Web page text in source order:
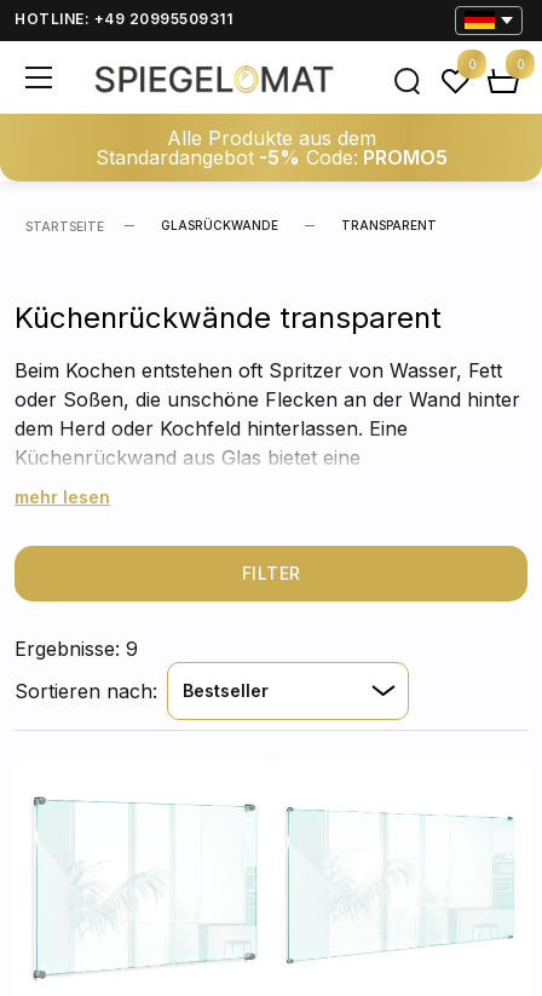
HOTLINE: +49 20995509311
Alle Produkte aus dem
Standardangebot-5% Code: PROMO5
0 0
STARTSEITE GLASRÜCKWANDE TRANSPARENT
Küchenrückwände transparent
Beim Kochen entstehen oft Spritzer von Wasser, Fett
oder Soßen, die unschöne Flecken an der Wand hinter
dem Herd oder Kochfeld hinterlassen. Eine
Küchenrückwand aus Glas bietet eine
widerstandsfähige, leicht zu reinigende Oberfläche, die
schützt. Ein einfaches Abwischen mit einem feuchten
Tuch reicht aus, um die Rückwand sauber und
hygienisch zu halten.
mehr lesen
FILTER
Ergebnisse: 9
Sortieren nach:
Bestseller